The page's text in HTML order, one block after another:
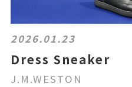
2026.01.23
Dress Sneaker
J.M.WESTON